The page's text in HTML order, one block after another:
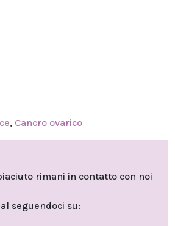
, Cancro ovarico
rimani in contatto con noi
seguendoci su: